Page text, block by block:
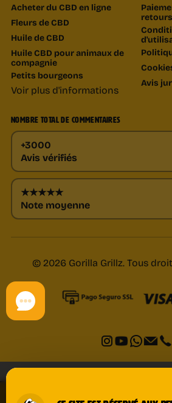
CBD COLD EFFECT CREAM
Acheter du CBD en ligne
Fleurs de CBD
Huile de CBD
Huile CBD pour animaux de
compagnie
Petits bourgeons
Voir plus d'informations
retours
Avis
NOMBRE TOTAL DE COMMENTAIRES
+3000
Avis vérifiés
★★★★★
Note moyenne
© 2026 Gorilla Grillz. Tous